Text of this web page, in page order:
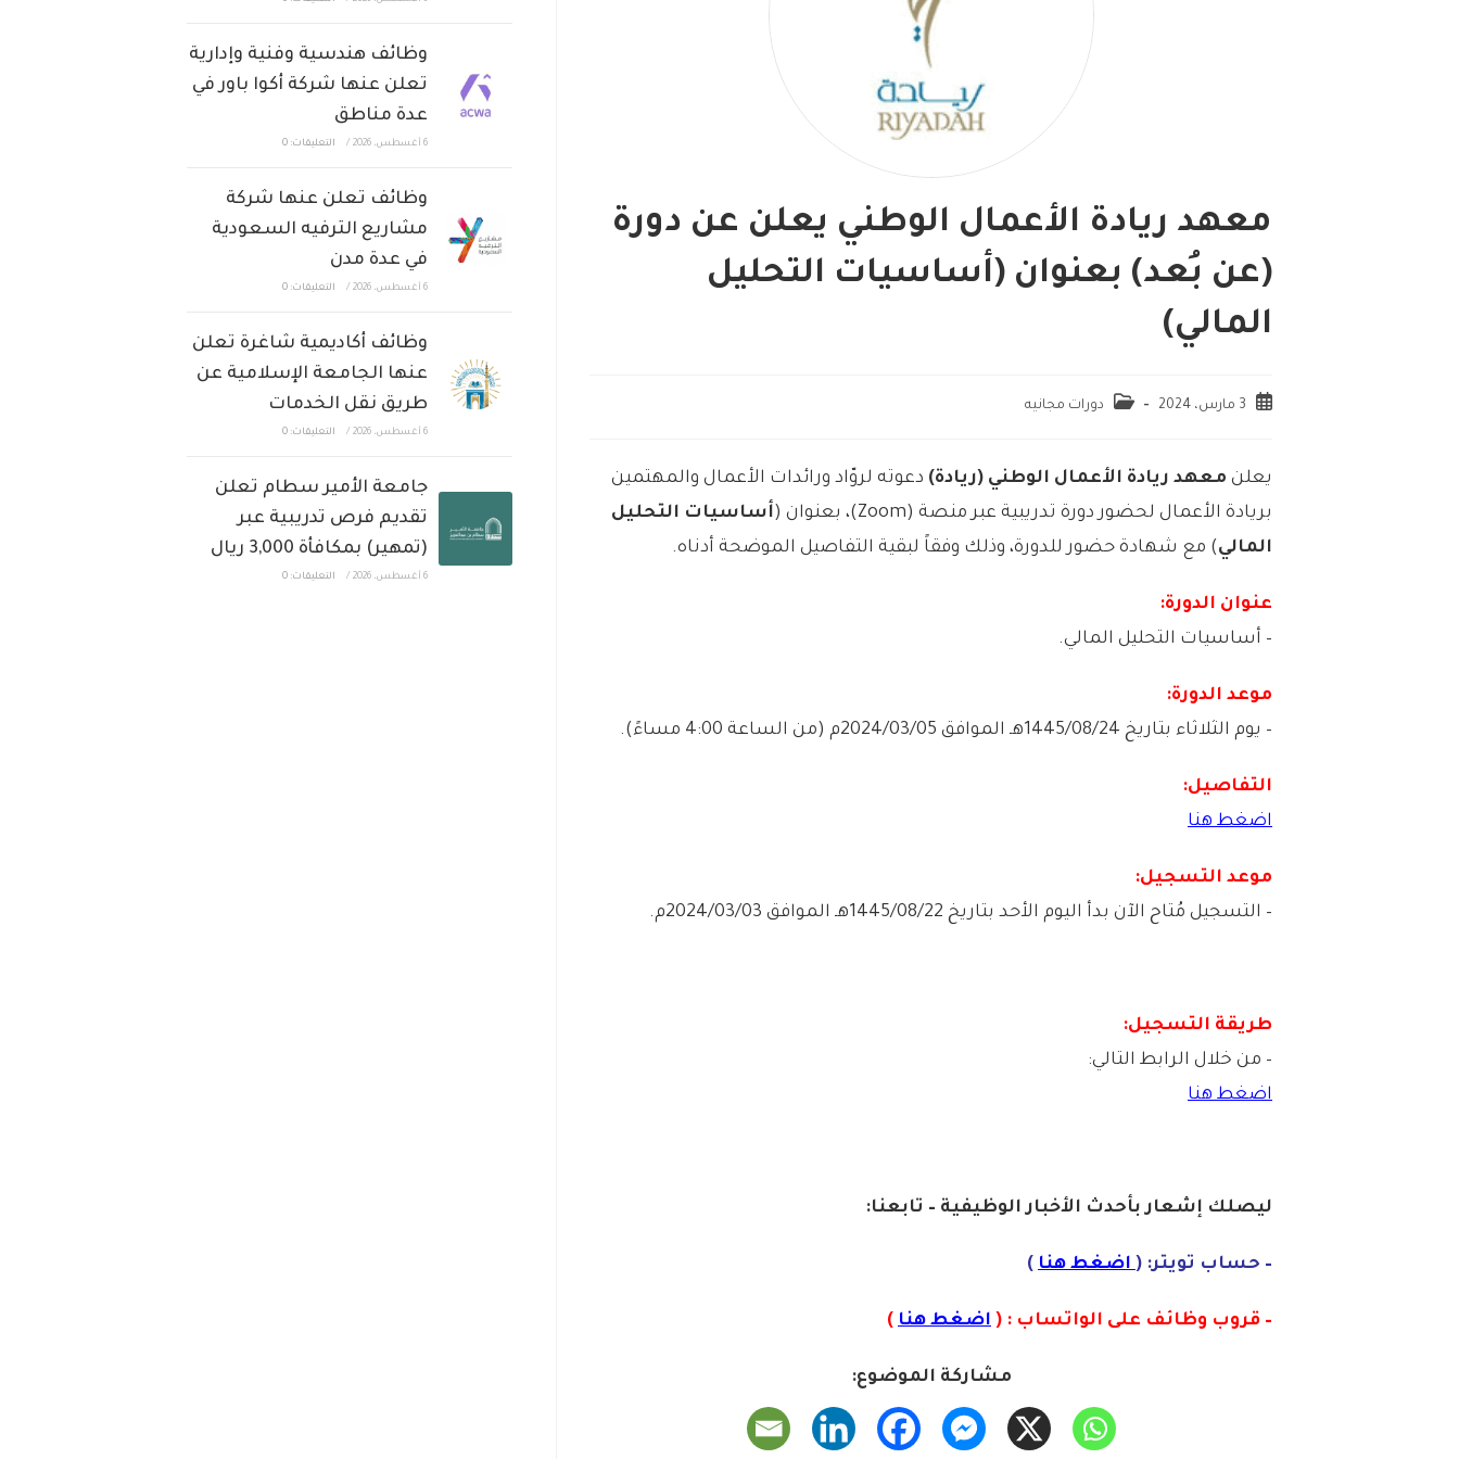
معهد ريادة الأعمال الوطني يعلن عن دورة
(عن بُعد) بعنوان (أساسيات التحليل
المالي)
3 مارس، 2024 دورات مجانيه
يعلن معهد ريادة الأعمال الوطني (ريادة) دعوته لروّاد ورائدات الأعمال والمهتمين
بريادة الأعمال لحضور دورة تدريبية عبر منصة (Zoom)، بعنوان (
أساسيات التحليل
المالي) مع شهادة حضور للدورة، وذلك وفقاً لبقية التفاصيل الموضحة أدناه.
عنوان الدورة:
– أساسيات التحليل المالي.
موعد الدورة:
– يوم الثلاثاء بتاريخ 1445/08/24هـ الموافق 2024/03/05م (من الساعة 4:00 مساءً).
التفاصيل:
اضغط هنا
موعد التسجيل:
– التسجيل مُتاح الآن بدأ اليوم الأحد بتاريخ 1445/08/22هـ الموافق 2024/03/03م.
طريقة التسجيل:
– من خلال الرابط التالي:
اضغط هنا
ليصلك إشعار بأحدث الأخبار الوظيفية – تابعنا:
– حساب تويتر: (اضغط هنا )
– قروب وظائف على الواتساب : ( اضغط هنا )
مشاركة الموضوع:
وظائف هندسية وفنية وإدارية
تعلن عنها شركة أكوا باور في
عدة مناطق
6 أغسطس، 2026 / التعليقات: 0
وظائف تعلن عنها شركة
مشاريع الترفيه السعودية
في عدة مدن
6 أغسطس، 2026 / التعليقات: 0
وظائف أكاديمية شاغرة تعلن
عنها الجامعة الإسلامية عن
طريق نقل الخدمات
6 أغسطس، 2026 / التعليقات: 0
جامعة الأمير سطام تعلن
تقديم فرص تدريبية عبر
(تمهير) بمكافأة 3,000 ريال
6 أغسطس، 2026 / التعليقات: 0